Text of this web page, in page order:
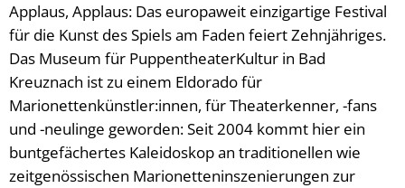
Applaus, Applaus: Das europaweit einzigartige Festival
für die Kunst des Spiels am Faden feiert Zehnjähriges.
Das Museum für PuppentheaterKultur in Bad
Kreuznach ist zu einem Eldorado für
Marionettenkünstler:innen, für Theaterkenner, -fans
und -neulinge geworden: Seit 2004 kommt hier ein
buntgefächertes Kaleidoskop an traditionellen wie
zeitgenössischen Marionetteninszenierungen zur